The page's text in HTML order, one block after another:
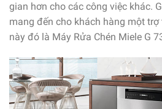
gian hơn cho các công việc khác.
mang đến cho khách hàng một
này đó là Máy Rửa Chén Miele G